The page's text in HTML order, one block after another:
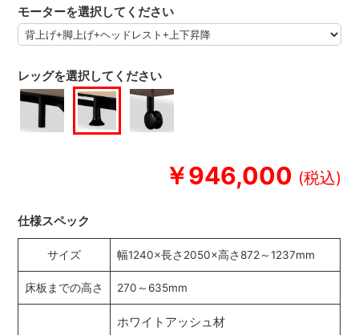
￥946,000
モーターを選択してください
レッグを選択してください
仕様スペック
サイズ 幅1240×長さ2050×高さ872～1237mm
床板までの高さ 270～635mm
ホワイトアッシュ材